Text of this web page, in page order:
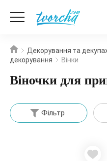
Декорування та
декорування
Вінки
Віночки для
Фільтр